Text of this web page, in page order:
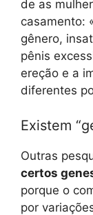
de as
casamento:
gênero,
pênis
ereção e a
diferentes
Existem
Outras
certos
porque o
por